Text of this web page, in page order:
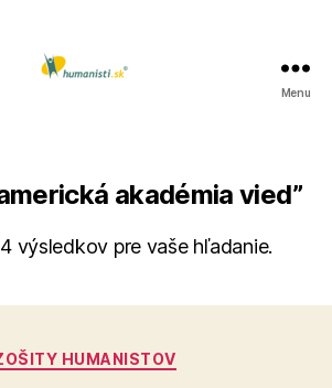
Menu
akadémia vied”
výsledkov pre vaše hľadanie.
Kategórie
HUMANISTOV